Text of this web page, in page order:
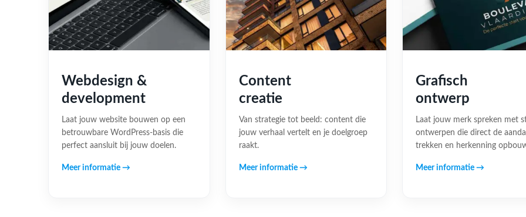
Webdesign &
development
Laat jouw website bouwen op een
betrouwbare WordPress-basis die
perfect aansluit bij jouw doelen.
Meer informatie →
Content
creatie
Van strategie tot beeld: content die
jouw verhaal vertelt en je doelgroep
raakt.
Meer informatie →
Grafisch
ontwerp
Laat jouw merk spreken met
ontwerpen die direct de
trekken en herkenning
Meer informatie →